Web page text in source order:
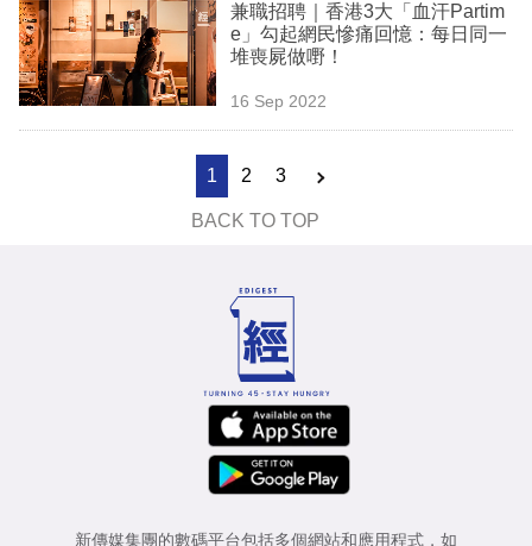
兼職招聘｜香港3大「血汗Partim
e」勾起網民慘痛回憶：每日同一
堆喪屍做嘢！
16 Sep 2022
1 2 3
BACK TO TOP
新傳媒集團的數碼平台包括多個網站和應用程式，如